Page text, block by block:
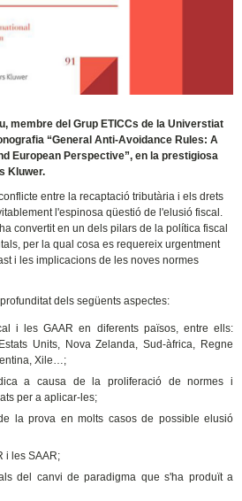
membre del Grup ETICCs de la Universtiat
“General Anti-Avoidance Rules: A
European Perspective”, en la prestigiosa
Kluwer.
entre la recaptació tributària i els drets
l'espinosa qüestió de l'elusió fiscal.
convertit en un dels pilars de la política fiscal
per la qual cosa es requereix urgentment
i les implicacions de les noves normes
dels següents aspectes:
i les GAAR en diferents països, entre ells:
Units, Nova Zelanda, Sud-àfrica, Regne
Xile…;
a causa de la proliferació de normes i
per a aplicar-les;
la prova en molts casos de possible elusió
i les SAAR;
del canvi de paradigma que s'ha produït a